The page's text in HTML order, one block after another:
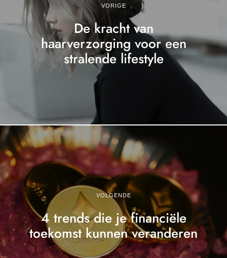
VORIGE
De kracht van
haarverzorging voor een
stralende lifestyle
VOLGENDE
4 trends die je financiële
toekomst kunnen veranderen